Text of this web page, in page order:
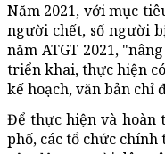
Năm 2021, với mục
người chết, số người
năm ATGT 2021,
triển khai, thực hiện
kế hoạch, văn bản chỉ
Để thực hiện và hoàn
phố, các tổ chức